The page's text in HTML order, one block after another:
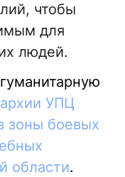
чтобы
для
людей.
гуманитарную
УПЦ
зоны боевых
области.